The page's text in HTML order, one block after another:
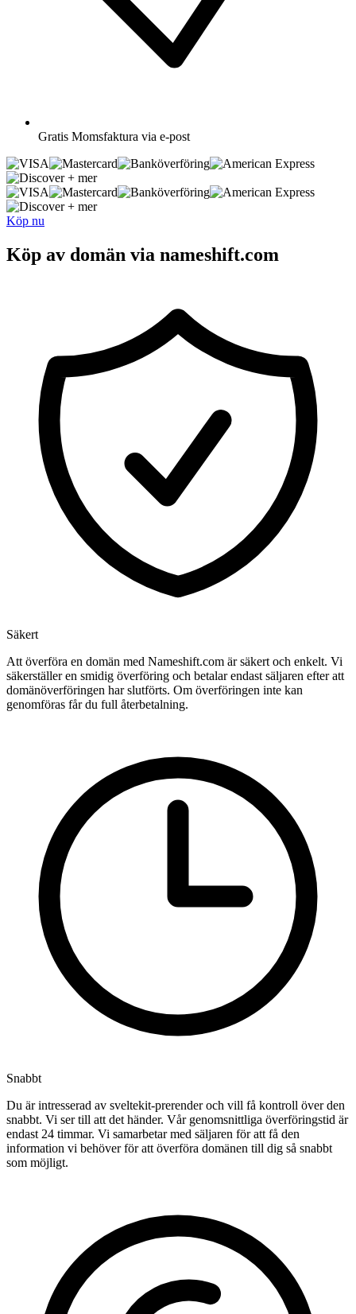
Gratis Momsfaktura via e-post
+ mer
+ mer
Köp nu
Köp av domän via nameshift.com
Säkert
Att överföra en domän med Nameshift.com är säkert och enkelt. Vi
säkerställer en smidig överföring och betalar endast säljaren efter att
domänöverföringen har slutförts. Om överföringen inte kan
genomföras får du full återbetalning.
Snabbt
Du är intresserad av sveltekit-prerender och vill få kontroll över den
snabbt. Vi ser till att det händer. Vår genomsnittliga överföringstid är
endast 24 timmar. Vi samarbetar med säljaren för att få den
information vi behöver för att överföra domänen till dig så snabbt
som möjligt.